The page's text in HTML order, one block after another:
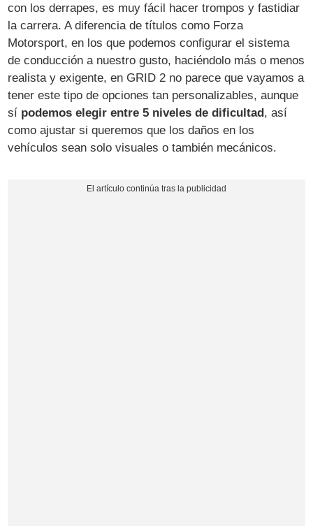
con los derrapes, es muy fácil hacer trompos y fastidiar
la carrera. A diferencia de títulos como Forza
Motorsport, en los que podemos configurar el sistema
de conducción a nuestro gusto, haciéndolo más o menos
realista y exigente, en GRID 2 no parece que vayamos a
tener este tipo de opciones tan personalizables, aunque
sí podemos elegir entre 5 niveles de dificultad, así
como ajustar si queremos que los daños en los
vehículos sean solo visuales o también mecánicos.